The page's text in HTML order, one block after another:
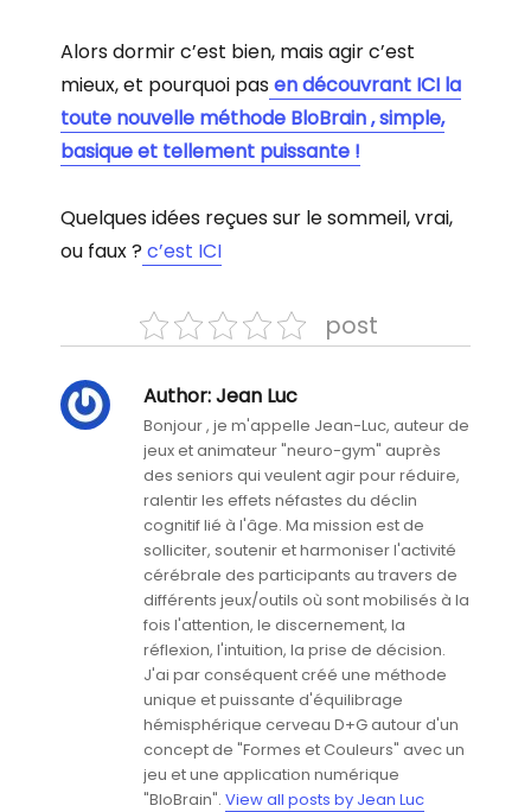
Alors dormir c’est bien, mais agir c’est
mieux, et pourquoi pasen découvrant ICI la
toute nouvelle méthode BloBrain , simple,
basique et tellement puissante !
Quelques idées reçues sur le sommeil, vrai,
ou faux ? c’est ICI
post
Author:Jean Luc
Bonjour , je m'appelle Jean-Luc, auteur de
jeux et animateur "neuro-gym" auprès
des seniors qui veulent agir pour réduire,
ralentir les effets néfastes du déclin
cognitif lié à l'âge. Ma mission est de
solliciter, soutenir et harmoniser l'activité
cérébrale des participants au travers de
différents jeux/outils où sont mobilisés à la
fois l'attention, le discernement, la
réflexion, l'intuition, la prise de décision.
J'ai par conséquent créé une méthode
unique et puissante d'équilibrage
hémisphérique cerveau D+G autour d'un
concept de "Formes et Couleurs" avec un
jeu et une application numérique
"BloBrain".View all posts by Jean Luc